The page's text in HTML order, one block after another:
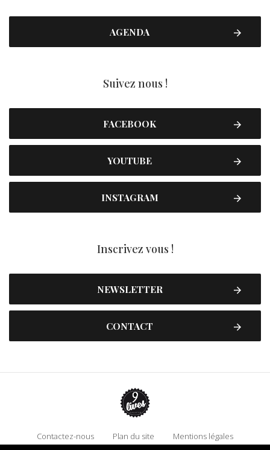
AGENDA
Suivez nous !
FACEBOOK
YOUTUBE
INSTAGRAM
Inscrivez vous !
NEWSLETTER
CONTACT
Contactez-nous Plan du site
Mentions légales